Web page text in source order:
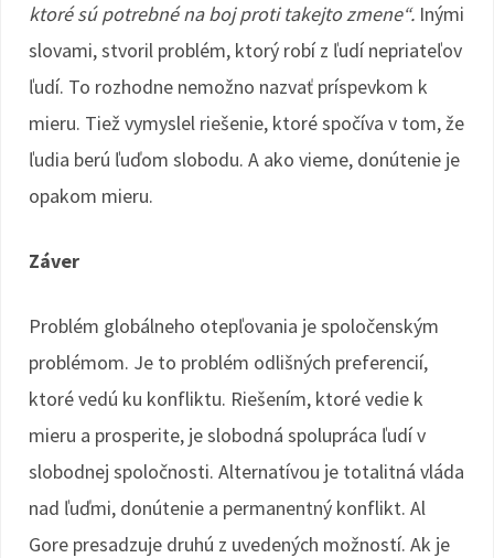
ktoré sú potrebné na boj proti takejto zmene“. Inými
slovami, stvoril problém, ktorý robí z ľudí nepriateľov
ľudí. To rozhodne nemožno nazvať príspevkom k
mieru. Tiež vymyslel riešenie, ktoré spočíva v tom, že
ľudia berú ľuďom slobodu. A ako vieme, donútenie je
opakom mieru.
Záver
Problém globálneho otepľovania je spoločenským
problémom. Je to problém odlišných preferencií,
ktoré vedú ku konfliktu. Riešením, ktoré vedie k
mieru a prosperite, je slobodná spolupráca ľudí v
slobodnej spoločnosti. Alternatívou je totalitná vláda
nad ľuďmi, donútenie a permanentný konflikt. Al
Gore presadzuje druhú z uvedených možností. Ak je